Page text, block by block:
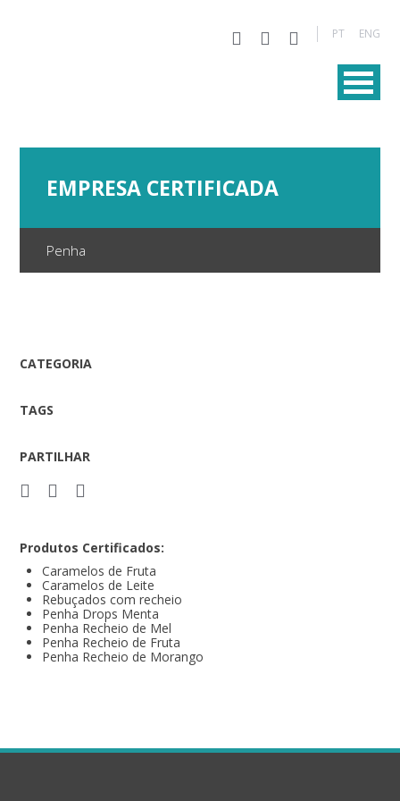
PT ENG
EMPRESA CERTIFICADA
Penha
CATEGORIA
TAGS
PARTILHAR
Produtos Certificados:
Caramelos de Fruta
Caramelos de Leite
Rebuçados com recheio
Penha Drops Menta
Penha Recheio de Mel
Penha Recheio de Fruta
Penha Recheio de Morango